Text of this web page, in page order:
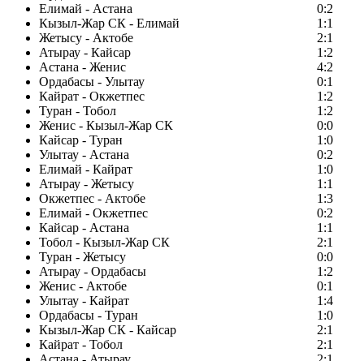
Елимай - Астана
0:2
Кызыл-Жар СК - Елимай
1:1
Жетысу - Актобе
2:1
Атырау - Кайсар
1:2
Астана - Женис
4:2
Ордабасы - Улытау
0:1
Кайрат - Окжетпес
1:2
Туран - Тобол
1:2
Женис - Кызыл-Жар СК
0:0
Кайсар - Туран
1:0
Улытау - Астана
0:2
Елимай - Кайрат
1:0
Атырау - Жетысу
1:1
Окжетпес - Актобе
1:3
Елимай - Окжетпес
0:2
Кайсар - Астана
1:1
Тобол - Кызыл-Жар СК
2:1
Туран - Жетысу
0:0
Атырау - Ордабасы
1:2
Женис - Актобе
0:1
Улытау - Кайрат
1:4
Ордабасы - Туран
1:0
Кызыл-Жар СК - Кайсар
2:1
Кайрат - Тобол
2:1